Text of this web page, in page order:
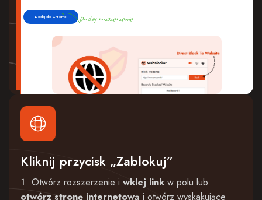
Dodaj do Chrome Dodaj rozszerzenie
Kliknij przycisk „Zablokuj”
Otwórz rozszerzenie i wklej link w polu lub
otwórz stronę internetową i otwórz wyskakujące